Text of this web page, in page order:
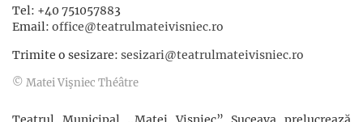
Tel: +40 751057883
Email: office@teatrulmateivisniec.ro
Trimite o sesizare: sesizari@teatrulmateivisniec.ro
© Matei Vişniec Théâtre